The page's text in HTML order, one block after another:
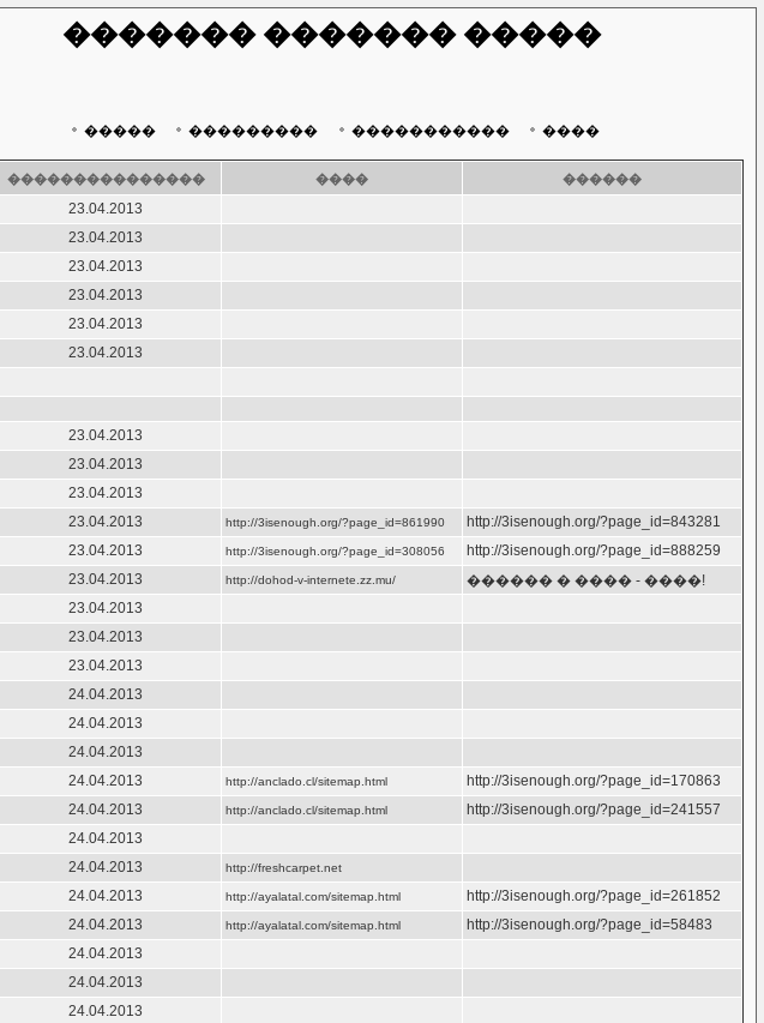
������� ������� �����
����� ��������� ����������� ����
��������������� ���� ������
23.04.2013
23.04.2013
23.04.2013
23.04.2013
23.04.2013
23.04.2013
23.04.2013
23.04.2013
23.04.2013
23.04.2013 http://3isenough.org/?page_id=861990
http://3isenough.org/?page_id=843281
23.04.2013 http://3isenough.org/?page_id=308056
http://3isenough.org/?page_id=888259
23.04.2013 http://dohod-v-internete.zz.mu/
������ � ���� - ����!
23.04.2013
23.04.2013
23.04.2013
24.04.2013
24.04.2013
24.04.2013
24.04.2013 http://anclado.cl/sitemap.html
http://3isenough.org/?page_id=170863
24.04.2013 http://anclado.cl/sitemap.html
http://3isenough.org/?page_id=241557
24.04.2013
24.04.2013 http://freshcarpet.net
24.04.2013 http://ayalatal.com/sitemap.html
http://3isenough.org/?page_id=261852
24.04.2013 http://ayalatal.com/sitemap.html
http://3isenough.org/?page_id=58483
24.04.2013
24.04.2013
24.04.2013